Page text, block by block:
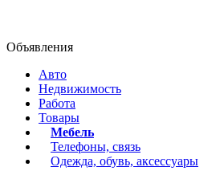
Объявления
Авто
Недвижимость
Работа
Товары
Мебель
Телефоны, связь
Одежда, обувь, аксессуары